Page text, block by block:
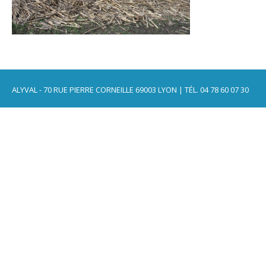
ALYVAL - 70 RUE PIERRE CORNEILLE 69003 LYON | TÉL. 04 78 60 07 30